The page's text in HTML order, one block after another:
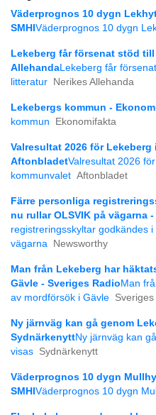
Väderprognos 10 dygn
SMHI Väderprognos 10 dygn
Lekeberg får försenat stöd
AllehandaLekeberg får
litteratur
Nerikes Allehanda
Lekebergs kommun -
kommun
Ekonomifakta
Valresultat 2026 för Lekeberg
AftonbladetValresultat 2026
kommunvalet Aftonbladet
Färre personliga
nu rullar OLSVIK på vägarna
registreringsskyltar godkändes
vägarna
Newsworthy
Man från Lekeberg har
Gävle - Sveriges Radio Man
av mordförsök i Gävle
Ny järnväg kan gå genom
SydnärkenyttNy järnväg kan
visas Sydnärkenytt
Väderprognos 10 dygn
SMHI Väderprognos 10 dygn